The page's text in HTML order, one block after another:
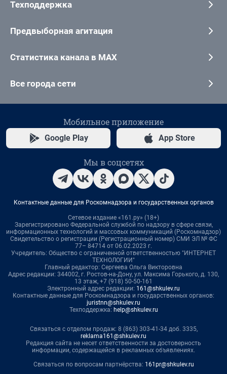
Техподдержка
Предвыборная агитация
Статистика канала в MAX
Все города сети
Мобильное приложение
Google Play App Store
Мы в соцсетях
Контактные данные для Роскомнадзора и государственных органов
Сетевое издание «161.ру» (18+)
Зарегистрировано Федеральной службой по надзору в сфере связи,
информационных технологий и массовых коммуникаций (Роскомнадзор)
Свидетельство о регистрации (Регистрационный номер) СМИ ЭЛ № ФС
77– 84714 от 06.02.2023 г.
Учредитель: Общество с ограниченной ответственностью "ИНТЕРНЕТ
ТЕХНОЛОГИИ"
Главный редактор: Сергеева Ольга Викторовна
Адрес редакции: 344002, г. Ростов-на-Дону, ул. Максима Горького, д. 130,
13 этаж, +7 (918) 50-50-161
Электронный адрес редакции: 161@shkulev.ru
Контактные данные для Роскомнадзора и государственных органов:
juristnn@shkulev.ru
Техподдержка: help@shkulev.ru
Связаться с отделом продаж: 8 (863) 303-41-34 доб. 3335,
reklama161@shkulev.ru
Редакция сайта не несет ответственности за достоверность
информации, содержащейся в рекламных объявлениях.
Связаться по вопросам партнёрства: 161pr@shkulev.ru